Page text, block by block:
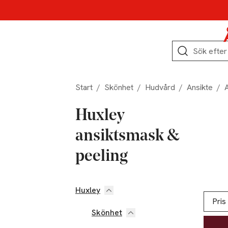
Sök
Start / Skönhet / Hudvård / Ansikte /
Huxley
ansiktsmask &
peeling
Hoppa till produktsidan
Huxley
Skönhet
Pris
Lista